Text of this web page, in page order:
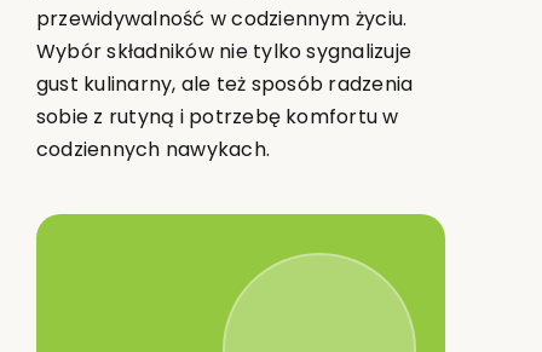
przewidywalność w codziennym życiu.
Wybór składników nie tylko sygnalizuje
gust kulinarny, ale też sposób radzenia
sobie z rutyną i potrzebę komfortu w
codziennych nawykach.